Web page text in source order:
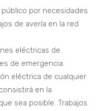
por necesidades
de avería en la red
eléctricas de
de emergencia.
eléctrica de cualquier
en la
sea posible. Trabajos